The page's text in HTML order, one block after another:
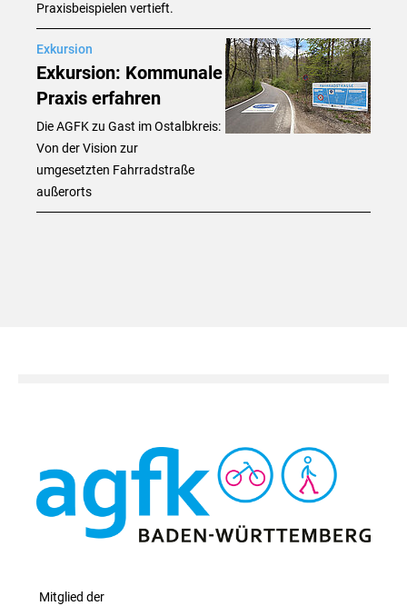
Praxisbeispielen vertieft.
Exkursion
Exkursion: Kommunale
Praxis erfahren
Die AGFK zu Gast im Ostalbkreis:
Von der Vision zur
umgesetzten Fahrradstraße
außerorts
Mitglied der